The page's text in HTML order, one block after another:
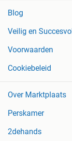
Blog
Veilig en Succesvol
Voorwaarden
Cookiebeleid
Over Marktplaats
Perskamer
2dehands